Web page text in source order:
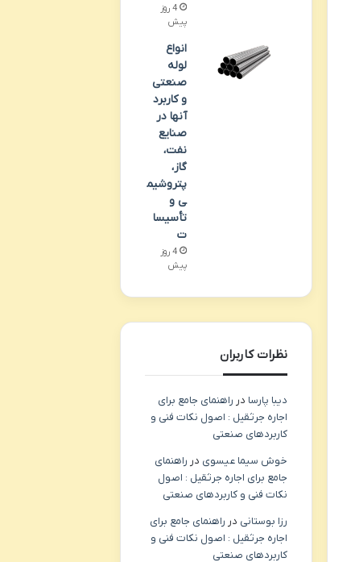
4 روز
پیش
انواع
لوله
صنعتی
و کاربرد
آنها در
صنایع
نفت،
گاز،
پتروشیم
ی و
تأسیسا
ت
4 روز
پیش
نظرات کاربران
دیبا پارسا در راهنمای جامع برای
اجاره جرثقیل : اصول نکات فنی و
کاربردهای صنعتی
خوش سیما عیسوی در راهنمای
جامع برای اجاره جرثقیل : اصول
نکات فنی و کاربردهای صنعتی
رزا بوستانی در راهنمای جامع برای
اجاره جرثقیل : اصول نکات فنی و
کاربردهای صنعتی